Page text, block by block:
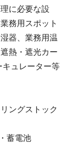
に必要な設
務用スポット
器、業務用温
熱・遮光カー
キュレーター等
ングストック
蓄電池